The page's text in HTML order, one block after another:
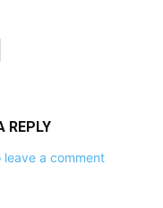
REPLY
leave a comment